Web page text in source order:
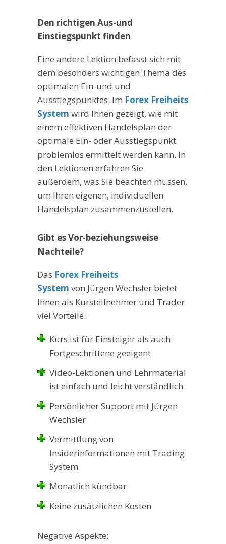
Den richtigen Aus-und
Einstiegspunkt finden
Eine andere Lektion befasst sich mit
dem besonders wichtigen Thema des
optimalen Ein-und und
Ausstiegspunktes. Im Forex Freiheits
System wird Ihnen gezeigt, wie mit
einem effektiven Handelsplan der
optimale Ein- oder Ausstiegspunkt
problemlos ermittelt werden kann. In
den Lektionen erfahren Sie
außerdem, was Sie beachten müssen,
um Ihren eigenen, individuellen
Handelsplan zusammenzustellen.
Gibt es Vor-beziehungsweise
Nachteile?
Das Forex Freiheits
System von Jürgen Wechsler bietet
Ihnen als Kursteilnehmer und Trader
viel Vorteile:
Kurs ist für Einsteiger als auch
Fortgeschrittene geeigent
Video-Lektionen und Lehrmaterial
ist einfach und leicht verständlich
Persönlicher Support mit Jürgen
Wechsler
Vermittlung von
Insiderinformationen mit Trading
System
Monatlich kündbar
Keine zusätzlichen Kosten
Negative Aspekte: